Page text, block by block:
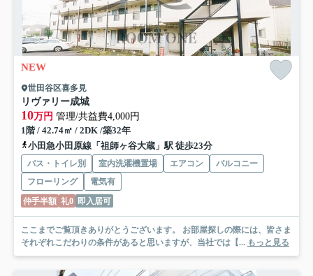
NEW
世田谷区喜多見
リヴァリー成城
10万円 管理/共益費4,000円
1階 / 42.74㎡ / 2DK /築32年
小田急小田原線「祖師ヶ谷大蔵」駅 徒歩23分
バス・トイレ別 室内洗濯機置場 エアコン
バルコニー
フローリング
電気有
仲手半額 礼0 即入居可
ここまでご覧頂きありがとうございます。 お部屋探しの際には、皆さま
それぞれこだわりの条件があると思いますが、当社では【... もっと見る